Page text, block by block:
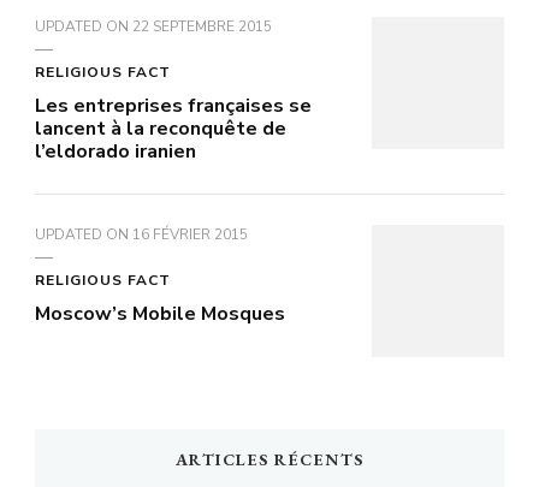
UPDATED ON 22 SEPTEMBRE 2015
RELIGIOUS FACT
Les entreprises françaises se
lancent à la reconquête de
l’eldorado iranien
UPDATED ON 16 FÉVRIER 2015
RELIGIOUS FACT
Moscow’s Mobile Mosques
ARTICLES RÉCENTS